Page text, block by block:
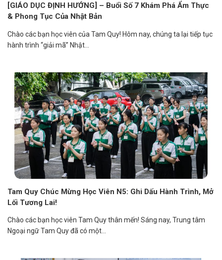
[GIÁO DỤC ĐỊNH HƯỚNG] – Buổi Số 7 Khám Phá Ẩm Thực
& Phong Tục Của Nhật Bản
Chào các bạn học viên của Tam Quy! Hôm nay, chúng ta lại tiếp tục
hành trình “giải mã” Nhật...
Tam Quy Chúc Mừng Học Viên N5: Ghi Dấu Hành Trình, Mở
Lối Tương Lai!
Chào các bạn học viên Tam Quy thân mến! Sáng nay, Trung tâm
Ngoại ngữ Tam Quy đã có một...